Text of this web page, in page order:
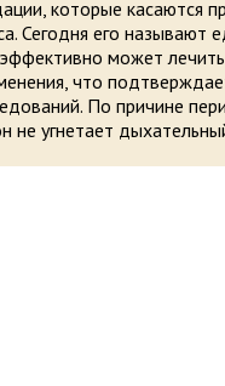
которые касаются
Сегодня его называют
может
что
По причине
не угнетает